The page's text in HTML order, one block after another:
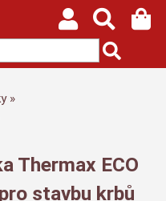
Thermax ECO
stavbu krbů